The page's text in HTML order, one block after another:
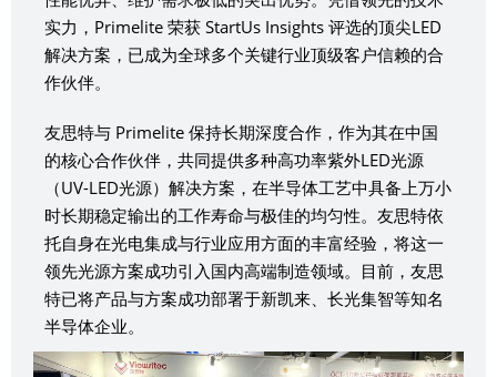
实力，Primelite 荣获 StartUs Insights 评选的顶尖LED
解决方案，已成为全球多个关键行业顶级客户信赖的合
作伙伴。
友思特与 Primelite 保持长期深度合作，作为其在中国
的核心合作伙伴，共同提供多种高功率紫外LED光源
（UV-LED光源）解决方案，在半导体工艺中具备上万小
时长期稳定输出的工作寿命与极佳的均匀性。友思特依
托自身在光电集成与行业应用方面的丰富经验，将这一
领先光源方案成功引入国内高端制造领域。目前，友思
特已将产品与方案成功部署于新凯来、长光集智等知名
半导体企业。